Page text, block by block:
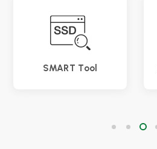
SMART Tool